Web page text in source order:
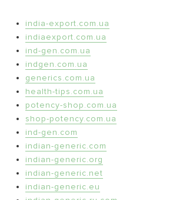
india-export.com.ua
indiaexport.com.ua
ind-gen.com.ua
indgen.com.ua
generics.com.ua
health-tips.com.ua
potency-shop.com.ua
shop-potency.com.ua
ind-gen.com
indian-generic.com
indian-generic.org
indian-generic.net
indian-generic.eu